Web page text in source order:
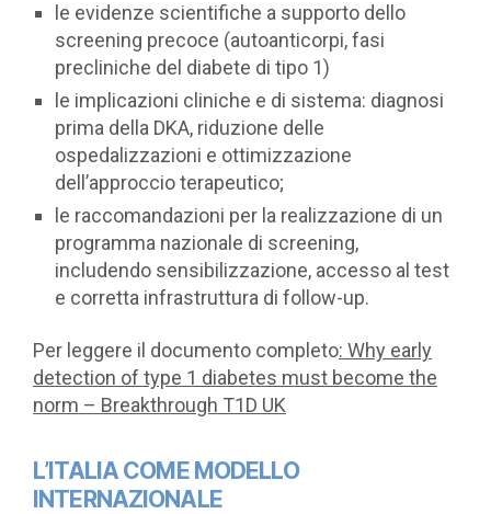
le evidenze scientifiche a supporto dello
screening precoce (autoanticorpi, fasi
precliniche del diabete di tipo 1)
le implicazioni cliniche e di sistema: diagnosi
prima della DKA, riduzione delle
ospedalizzazioni e ottimizzazione
dell’approccio terapeutico;
le raccomandazioni per la realizzazione di un
programma nazionale di screening,
includendo sensibilizzazione, accesso al test
e corretta infrastruttura di follow-up.
Per leggere il documento completo: Why early
detection of type 1 diabetes must become the
norm – Breakthrough T1D UK
L’ITALIA COME MODELLO
INTERNAZIONALE